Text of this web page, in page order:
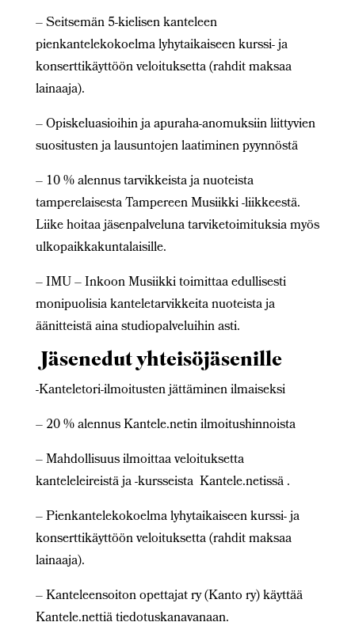
– Seitsemän 5-kielisen kanteleen
pienkantelekokoelma lyhytaikaiseen kurssi- ja
konserttikäyttöön veloituksetta (rahdit maksaa
lainaaja).
– Opiskeluasioihin ja apuraha-anomuksiin liittyvien
suositusten ja lausuntojen laatiminen pyynnöstä
– 10 % alennus tarvikkeista ja nuoteista
tamperelaisesta Tampereen Musiikki -liikkeestä.
Liike hoitaa jäsenpalveluna tarviketoimituksia myös
ulkopaikkakuntalaisille.
– IMU – Inkoon Musiikki toimittaa edullisesti
monipuolisia kanteletarvikkeita nuoteista ja
äänitteistä aina studiopalveluihin asti.
Jäsenedut yhteisöjäsenille
-Kanteletori-ilmoitusten jättäminen ilmaiseksi
– 20 % alennus Kantele.netin ilmoitushinnoista
– Mahdollisuus ilmoittaa veloituksetta
kanteleleireistä ja -kursseista Kantele.netissä .
– Pienkantelekokoelma lyhytaikaiseen kurssi- ja
konserttikäyttöön veloituksetta (rahdit maksaa
lainaaja).
– Kanteleensoiton opettajat ry (Kanto ry) käyttää